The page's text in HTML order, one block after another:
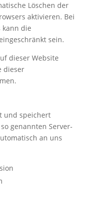
Löschen der
aktivieren. Bei
kann die
sein.
dieser Website
dieser
und speichert
genannten Server-
an uns